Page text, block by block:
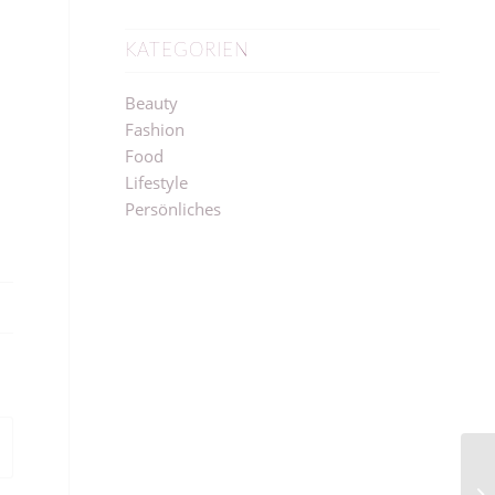
KATEGORIEN
Beauty
Fashion
Food
Lifestyle
Persönliches